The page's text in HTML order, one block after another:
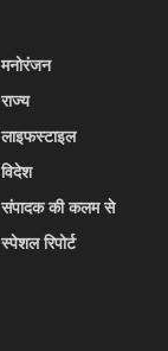
मनोरंजन
राज्य
लाइफस्टाइल
विदेश
संपादक की कलम से
स्पेशल रिपोर्ट